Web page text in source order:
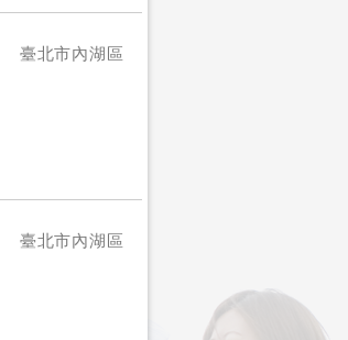
臺北市內湖區
臺北市內湖區